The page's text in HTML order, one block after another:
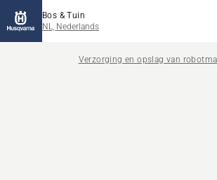
Bos & Tuin
NL, Nederlands
Verzorging en opslag van